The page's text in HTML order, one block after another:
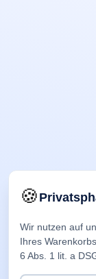
🍪
Wir nutzen auf
Ihres
6 Abs. 1 lit. a